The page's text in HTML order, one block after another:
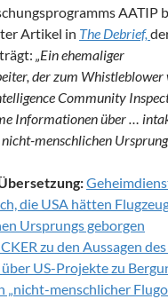
AATIP
Artikel in The Debrief,
„Ein ehemaliger
der zum Whistleblower
Community
Informationen über …
menschlichen
die USA hätten
Ursprungs geborgen
zu den Aussagen des
US-Projekte zu
„nicht-menschlicher